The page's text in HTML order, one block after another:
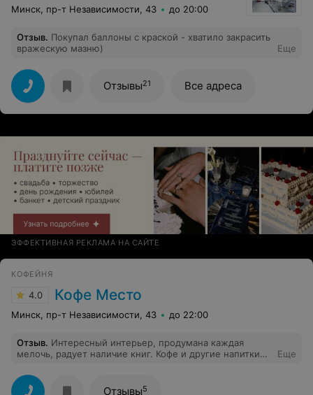
Минск, пр-т Независимости, 43 до 20:00
Отзыв. Покупал баллоны с краской - хватило закрасить
вражескую мазню)
Еще
Отзывы21 Все адреса
ЭФФЕКТИВНАЯ РЕКЛАМА НА САЙТЕ
КОФЕЙНЯ
4.0 Кофе Место
Минск, пр-т Независимости, 43 до 22:00
Отзыв. Интересный интерьер, продумана каждая
мелочь, радует наличие книг. Кофе и другие напитки
обслуживание, очень дружелюбные и позитивные
ребята работают. 5
Еще
Отзывы5